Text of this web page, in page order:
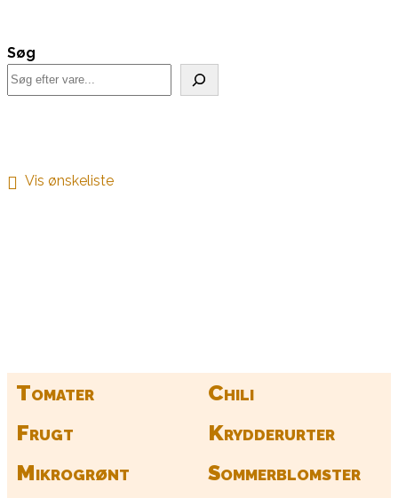
Søg
Vis ønskeliste
Tomater
Chili
Frugt
Krydderurter
Mikrogrønt
Sommerblomster